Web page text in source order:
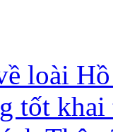
loài
tốt